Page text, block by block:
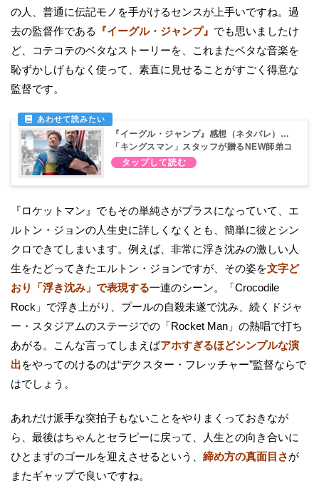
の人、普通に伝記モノを手がけるセンスが上手いですね。過
去の監督作である
『イーグル・ジャンプ』 でも思いましたけ
ど、コテコテのベタなストーリーを、これまたベタな音楽を
恥ずかしげもなく使って、素直に見せることがすごく得意な
監督です。
『イーグル・ジャンプ』感想（ネタバレ）…
「キングスマン」スタッフが贈るNEW師弟コ
ンビ
『ロケットマン』でもその単純さがプラスになっていて、エ
ルトン・ジョンの人生史に詳しくなくとも、簡単に彼とシン
クロできてしまいます。例えば、非常に浮き沈みの激しい人
生をたどってきたエルトン・ジョンですが、その姿を文字ど
おり「浮き沈み」で表現する一連のシーン。「Crocodile
Rock」で浮き上がり、プールの自殺未遂で沈み、続くドジャ
ー・スタジアムのステージでの「Rocket Man」の熱唱で打ち
あがる。こんな言ってしまえばアホすぎるほどシンプルな演
出をやってのけるのは“デクスター・フレッチャー”監督ならで
はでしょう。
あれだけ派手な突拍子もないことをやりまくっておきなが
ら、最後はちゃんとセラピーに戻って、人生との向き合いに
ひとまずのゴールを迎えさせるという、 締め方の真面目さが
またギャップで良いですね。